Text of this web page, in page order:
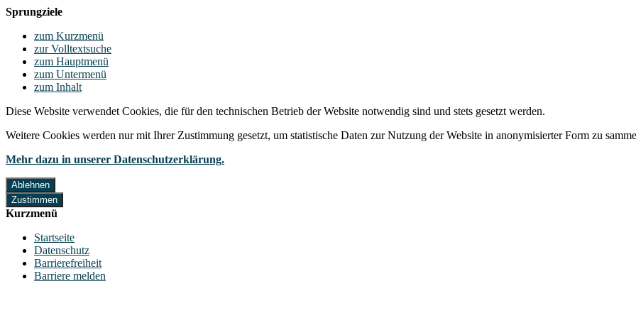
Sprungziele
zum Kurzmenü
zur Volltextsuche
zum Hauptmenü
zum Untermenü
zum Inhalt
Diese Website verwendet Cookies, die für den technischen Betrieb der Website notwendig sind und stets gesetzt werden.
Weitere Cookies werden nur mit Ihrer Zustimmung gesetzt, um statistische Daten zur Nutzung der Website in anonymisierter Form zu
Mehr dazu in unserer Datenschutzerklärung.
Ablehnen
Zustimmen
Kurzmenü
Startseite
Datenschutz
Barrierefreiheit
Barriere melden